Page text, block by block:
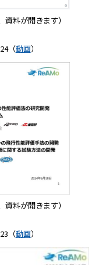
資料が開きます）
（動画）
資料が開きます）
（動画）